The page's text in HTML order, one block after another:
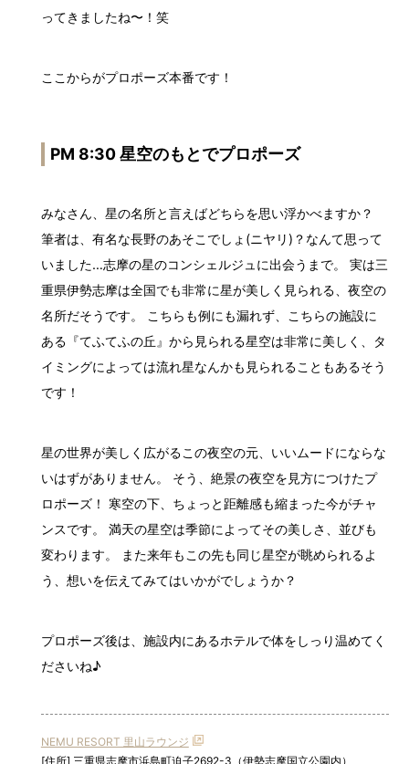
ってきましたね〜！笑
ここからがプロポーズ本番です！
PM 8:30 星空のもとでプロポーズ
みなさん、星の名所と言えばどちらを思い浮かべますか？
筆者は、有名な長野のあそこでしょ(ニヤリ)？なんて思って
いました…志摩の星のコンシェルジュに出会うまで。 実は三
重県伊勢志摩は全国でも非常に星が美しく見られる、夜空の
名所だそうです。 こちらも例にも漏れず、こちらの施設に
ある『てふてふの丘』から見られる星空は非常に美しく、タ
イミングによっては流れ星なんかも見られることもあるそう
です！
星の世界が美しく広がるこの夜空の元、いいムードにならな
いはずがありません。 そう、絶景の夜空を見方につけたプ
ロポーズ！ 寒空の下、ちょっと距離感も縮まった今がチャ
ンスです。 満天の星空は季節によってその美しさ、並びも
変わります。 また来年もこの先も同じ星空が眺められるよ
う、想いを伝えてみてはいかがでしょうか？
プロポーズ後は、施設内にあるホテルで体をしっり温めてく
ださいね♪
NEMU RESORT 里山ラウンジ
[住所] 三重県志摩市浜島町迫子2692-3（伊勢志摩国立公園内）